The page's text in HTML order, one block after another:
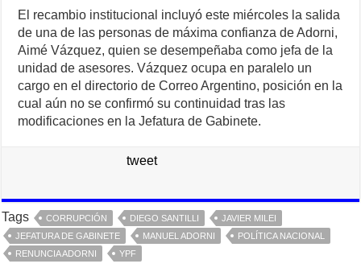
El recambio institucional incluyó este miércoles la salida
de una de las personas de máxima confianza de Adorni,
Aimé Vázquez, quien se desempeñaba como jefa de la
unidad de asesores. Vázquez ocupa en paralelo un
cargo en el directorio de Correo Argentino, posición en la
cual aún no se confirmó su continuidad tras las
modificaciones en la Jefatura de Gabinete.
tweet
Tags CORRUPCIÓN DIEGO SANTILLI
JAVIER MILEI
JEFATURA DE GABINETE
MANUEL ADORNI
POLÍTICA NACIONAL
RENUNCIA ADORNI
YPF